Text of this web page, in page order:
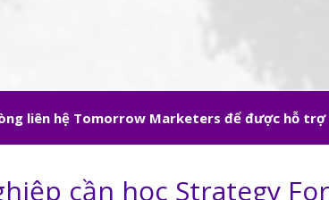
liên hệ Tomorrow Marketers để được hỗ trợ
cần học Strategy